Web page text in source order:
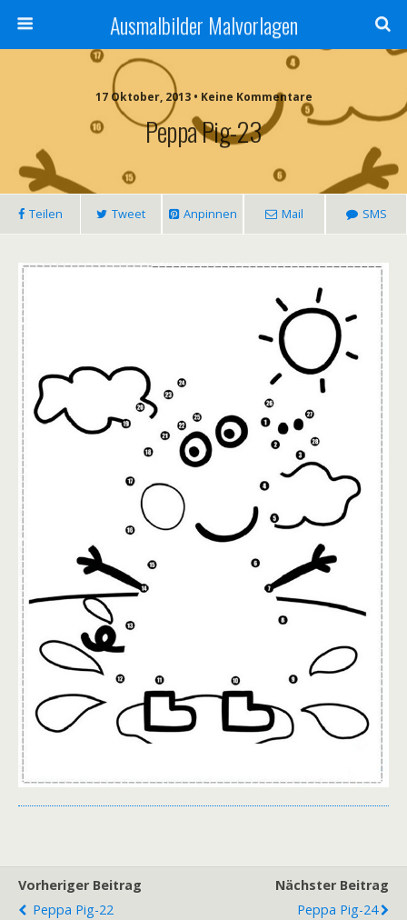
Ausmalbilder Malvorlagen
17 Oktober, 2013 • Keine Kommentare
Peppa Pig-23
Teilen Tweet Anpinnen Mail SMS
Vorheriger Beitrag
Peppa Pig-22
Nächster Beitrag
Peppa Pig-24